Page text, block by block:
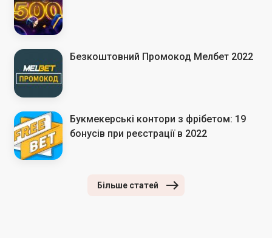
Безкоштовний Промокод Мелбет 2022
Букмекерські контори з фрібетом: 19
бонусів при реєстрації в 2022
Більше статей